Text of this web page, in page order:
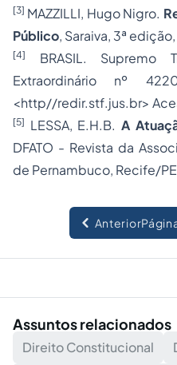
[3] MAZZILLI, Hugo Nigro.
Público, Saraiva, 3ª
[4]
BRASIL. Supremo
Extraordinário nº
<http//redir.stf.jus.br>
[5] LESSA, E.H.B. A
DFATO - Revista da
de Pernambuco, Recife/
Anterior
Assuntos relacionados
Direito Constitucional